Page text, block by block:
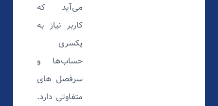
می‌آید که
کاربر نیاز به
یکسری
حساب‌ها و
سرفصل های
متفاوتی دارد.